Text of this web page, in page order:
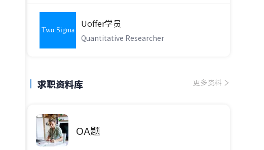
Two Sigma
Uoffer学员
Quantitative Researcher
求职资料库 更多资料
OA题